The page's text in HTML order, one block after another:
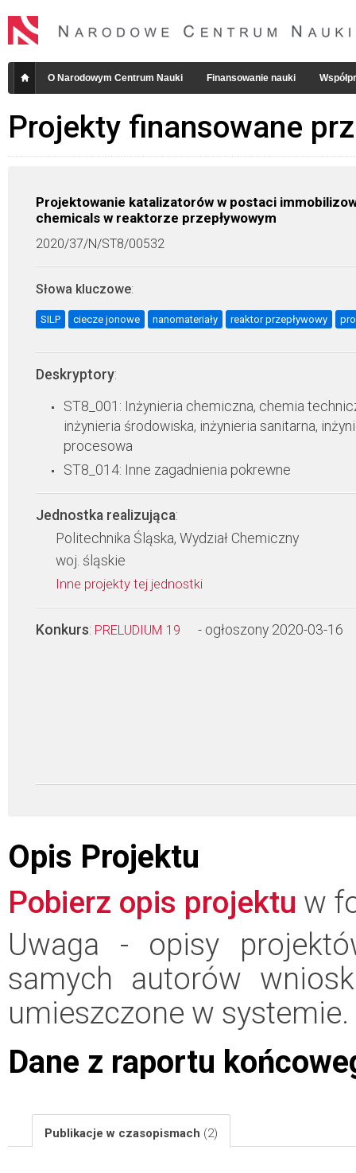
O Narodowym Centrum Nauki Finansowanie nauki
Projekty finansowane
Projektowanie katalizatorów w postaci
chemicals w reaktorze przepływowym
2020/37/N/ST8/00532
Słowa kluczowe:
SILP ciecze jonowe nanomateriały reaktor przepływowy
Deskryptory:
ST8_001: Inżynieria chemiczna, chemia
inżynieria środowiska, inżynieria sanitarna,
procesowa
ST8_014: Inne zagadnienia pokrewne
Jednostka realizująca:
Politechnika Śląska, Wydział Chemiczny
woj. śląskie
Inne projekty tej jednostki
Konkurs: PRELUDIUM 19 - ogłoszony 2020-03-16
Opis Projektu
Pobierz opis projektu w
Uwaga - opisy
samych autorów
umieszczone w systemie.
Dane z raportu
Publikacje w czasopismach (2)